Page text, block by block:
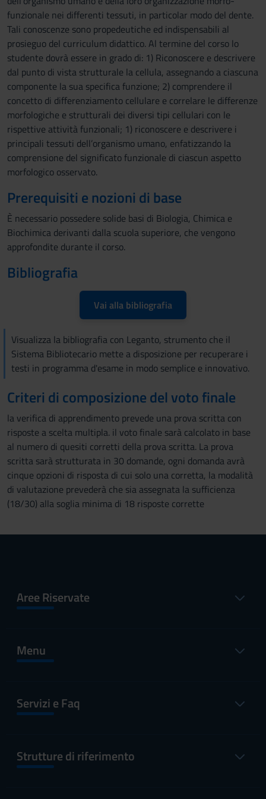
funzionale nei differenti tessuti, in particolar modo del dente.
Tali conoscenze sono propedeutiche ed indispensabili al
prosieguo del curriculum didattico. Al termine del corso lo
studente dovrà essere in grado di: 1) Riconoscere e descrivere
dal punto di vista strutturale la cellula, assegnando a ciascuna
componente la sua specifica funzione; 2) comprendere il
concetto di differenziamento cellulare e correlare le differenze
morfologiche e strutturali dei diversi tipi cellulari con le
rispettive attività funzionali; 1) riconoscere e descrivere i
principali tessuti dell’organismo umano, enfatizzando la
comprensione del significato funzionale di ciascun aspetto
morfologico osservato.
Prerequisiti e nozioni di base
È necessario possedere solide basi di Biologia, Chimica e
Biochimica derivanti dalla scuola superiore, che vengono
approfondite durante il corso.
Bibliografia
Vai alla bibliografia
Visualizza la bibliografia con Leganto, strumento che il
Sistema Bibliotecario mette a disposizione per recuperare i
testi in programma d'esame in modo semplice e innovativo.
Criteri di composizione del voto finale
la verifica di apprendimento prevede una prova scritta con
risposte a scelta multipla. il voto finale sarà calcolato in base
al numero di quesiti corretti della prova scritta. La prova
scritta sarà strutturata in 30 domande, ogni domanda avrà
cinque opzioni di risposta di cui solo una corretta, la modalità
di valutazione prevederà che sia assegnata la sufficienza
(18/30) alla soglia minima di 18 risposte corrette
Aree Riservate
Menu
Servizi e Faq
Strutture di riferimento